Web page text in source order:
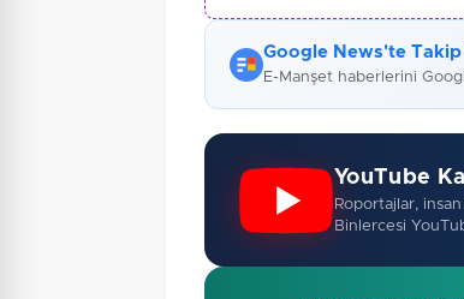
Google News'te Takip
E-Manşet haberlerini
YouTube
Roportajlar,
Binlercesi